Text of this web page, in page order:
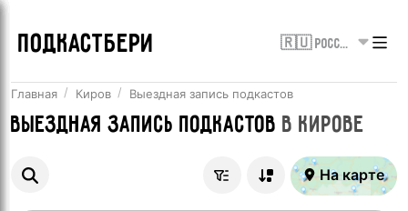
ПОДКАСТБЕРИ 🇷🇺 Россия
Главная Киров Выездная запись подкастов
Выездная запись подкастов в Кирове
На карте